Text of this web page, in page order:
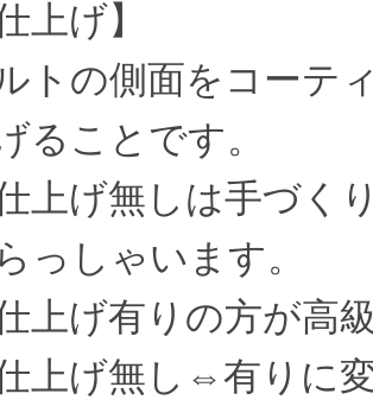
上げ】
トの側面をコーテ
ることです。
上げ無しは手づく
っしゃいます。
上げ有りの方が高
上げ無し⇔有りに